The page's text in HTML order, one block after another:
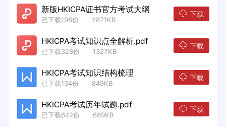
新版HKICPA证书官方考试大纲
已下载198份 2871KB
下载
HKICPA考试知识点全解析.pdf
已下载328份 1327KB
下载
HKICPA考试知识结构梳理
已下载134份 849KB
下载
HKICPA考试历年试题.pdf
已下载642份 689KB
下载